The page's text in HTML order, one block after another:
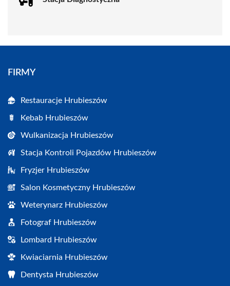
FIRMY
Restauracje Hrubieszów
Kebab Hrubieszów
Wulkanizacja Hrubieszów
Stacja Kontroli Pojazdów Hrubieszów
Fryzjer Hrubieszów
Salon Kosmetyczny Hrubieszów
Weterynarz Hrubieszów
Fotograf Hrubieszów
Lombard Hrubieszów
Kwiaciarnia Hrubieszów
Dentysta Hrubieszów